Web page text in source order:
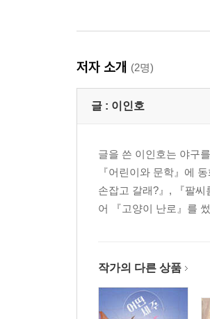
저자 소개 (2명)
글 : 이인호
글을 쓴 이인호는 야구
『어린이와 문학』에
손잡고 갈래?』, 『팔
어 『고양이 난로』를
작가의 다른 상품